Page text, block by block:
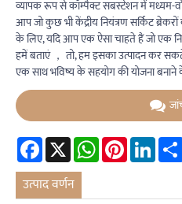
व्यापक रूप से कॉम्पैक्ट सबस्टेशन में मध्यम-
आप जो कुछ भी केंद्रीय नियंत्रण सर्किट
के लिए, यदि आप एक ऐसा चाहते हैं जो एक
हमें बताएं ， तो, हम इसका उत्पादन कर
एक साथ भविष्य के सहयोग की योजना
Facebook
X WhatsAppPinterest
उत्पाद वर्णन